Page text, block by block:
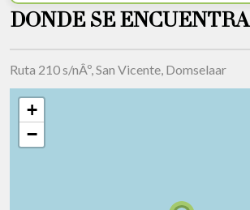
DONDE SE ENCUENTRA
Ruta 210 s/nÂº, San Vicente, Domselaar
+
−